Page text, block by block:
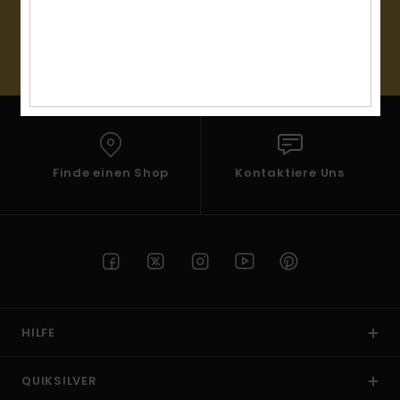
Finde einen Shop Kontaktiere Uns
HILFE
QUIKSILVER